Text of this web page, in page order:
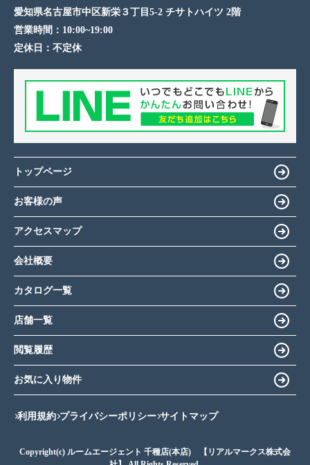
愛知県名古屋市中区新栄３丁目5-2 チサトハイツ 2階
営業時間： 10:00~19:00
定休日： 不定休
トップページ
お客様の声
アクセスマップ
会社概要
カタログ一覧
店舗一覧
閲覧履歴
お気に入り物件
利用規約 プライバシーポリシー サイトマップ
Copyright(c) ルームエージェント 千種店(本店) 【リアルマークス株式会